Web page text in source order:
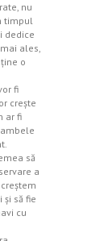
nu
timpul
dedice
ales,
o
fi
creşte
ar fi
să
a
să fie
cu